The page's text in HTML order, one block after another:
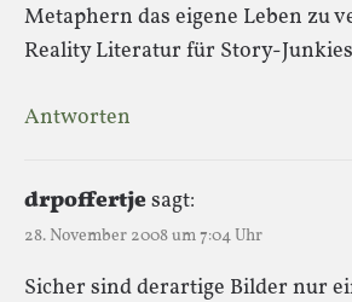
Metaphern das eigene Leben zu
Reality Literatur für Story-
Antworten
drpoffertjesagt:
28. November 2008 um 7:04 Uhr
Sicher sind derartige Bilder nur